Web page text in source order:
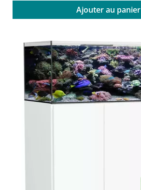
Ajouter au panier